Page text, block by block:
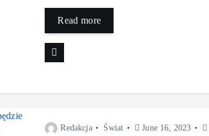
Read more
Redakcja Świat June 16, 2023